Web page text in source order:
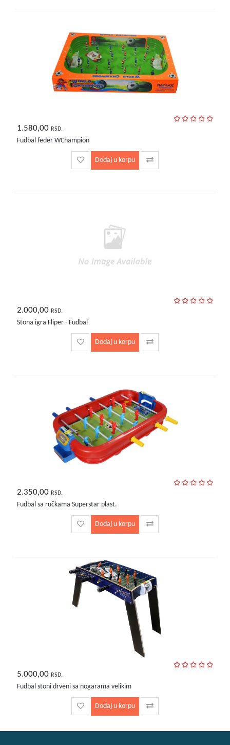
1.580,00 RSD.
Fudbal feder WChampion
Dodaj u korpu
2.000,00 RSD.
Stona igra Fliper - Fudbal
Dodaj u korpu
2.350,00 RSD.
Fudbal sa ručkama Superstar plast.
Dodaj u korpu
5.000,00 RSD.
Fudbal stoni drveni sa nogarama velikim
Dodaj u korpu